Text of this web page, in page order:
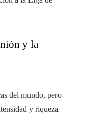
y la
del mundo, pero
y riqueza